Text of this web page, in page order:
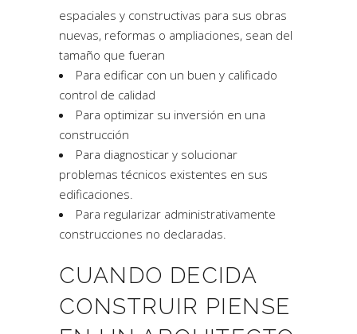
espaciales y constructivas para sus obras
nuevas, reformas o ampliaciones, sean del
tamaño que fueran
Para edificar con un buen y calificado
control de calidad
Para optimizar su inversión en una
construcción
Para diagnosticar y solucionar
problemas técnicos existentes en sus
edificaciones.
Para regularizar administrativamente
construcciones no declaradas.
CUANDO DECIDA
CONSTRUIR PIENSE